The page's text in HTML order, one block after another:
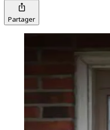
Partager